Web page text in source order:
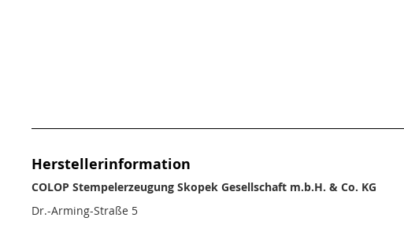
Herstellerinformation
COLOP Stempelerzeugung Skopek Gesellschaft m.b.H. & Co. KG
Dr.-Arming-Straße 5